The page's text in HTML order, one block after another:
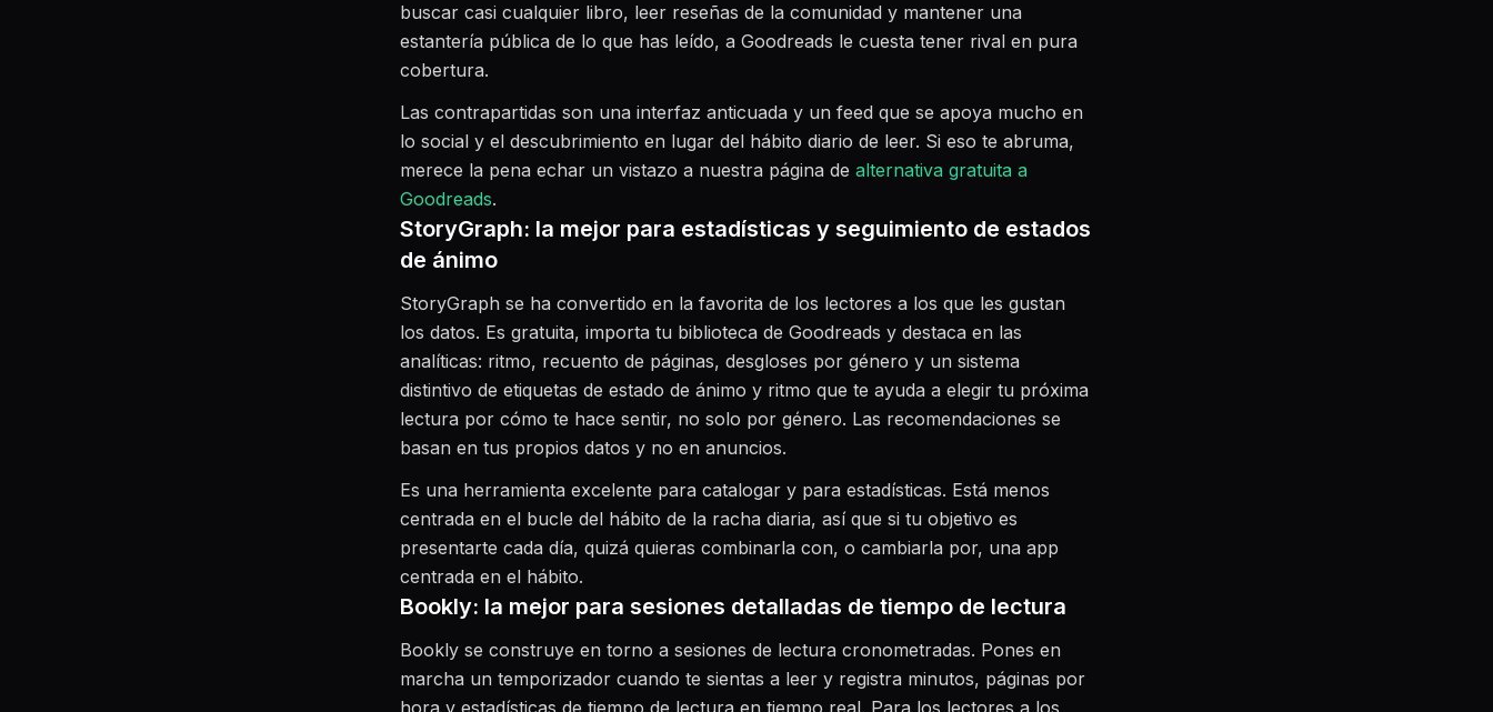
buscar casi cualquier libro, leer reseñas de la comunidad y mantener una
estantería pública de lo que has leído, a Goodreads le cuesta tener rival en pura
cobertura.
Las contrapartidas son una interfaz anticuada y un feed que se apoya mucho en
lo social y el descubrimiento en lugar del hábito diario de leer. Si eso te abruma,
merece la pena echar un vistazo a nuestra página de alternativa gratuita a
Goodreads.
StoryGraph: la mejor para estadísticas y seguimiento de estados
de ánimo
StoryGraph se ha convertido en la favorita de los lectores a los que les gustan
los datos. Es gratuita, importa tu biblioteca de Goodreads y destaca en las
analíticas: ritmo, recuento de páginas, desgloses por género y un sistema
distintivo de etiquetas de estado de ánimo y ritmo que te ayuda a elegir tu próxima
lectura por cómo te hace sentir, no solo por género. Las recomendaciones se
basan en tus propios datos y no en anuncios.
Es una herramienta excelente para catalogar y para estadísticas. Está menos
centrada en el bucle del hábito de la racha diaria, así que si tu objetivo es
presentarte cada día, quizá quieras combinarla con, o cambiarla por, una app
centrada en el hábito.
Bookly: la mejor para sesiones detalladas de tiempo de lectura
Bookly se construye en torno a sesiones de lectura cronometradas. Pones en
marcha un temporizador cuando te sientas a leer y registra minutos, páginas por
hora y estadísticas de tiempo de lectura en tiempo real. Para los lectores a los